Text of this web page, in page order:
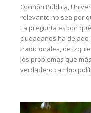
Opinión Pública,
relevante no sea por
La pregunta es por
ciudadanos ha
tradicionales, de
los problemas que
verdadero cambio